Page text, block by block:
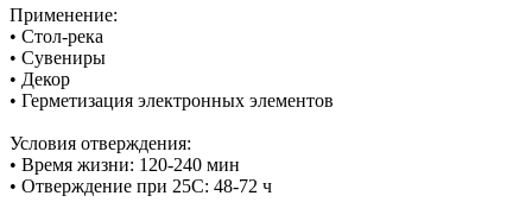
Применение:
• Стол-река
• Сувениры
• Декор
• Герметизация электронных элементов
Условия отверждения:
• Время жизни: 120-240 мин
• Отверждение при 25С: 48-72 ч